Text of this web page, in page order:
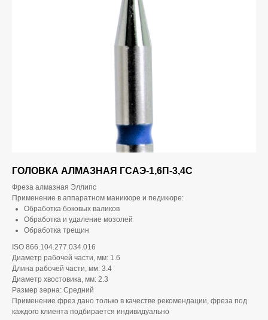
ГОЛОВКА АЛМАЗНАЯ ГСАЭ-1,6П-3,4С
Фреза алмазная Эллипс
Применение в аппаратном маникюре и педикюре:
Обработка боковых валиков
Обработка и удаление мозолей
Обработка трещин
ISO 866.104.277.034.016
Диаметр рабочей части, мм: 1.6
Длина рабочей части, мм: 3.4
Диаметр хвостовика, мм: 2.3
Размер зерна: Средний
Применение фрез дано только в качестве рекомендации, фреза под
каждого клиента подбирается индивидуально